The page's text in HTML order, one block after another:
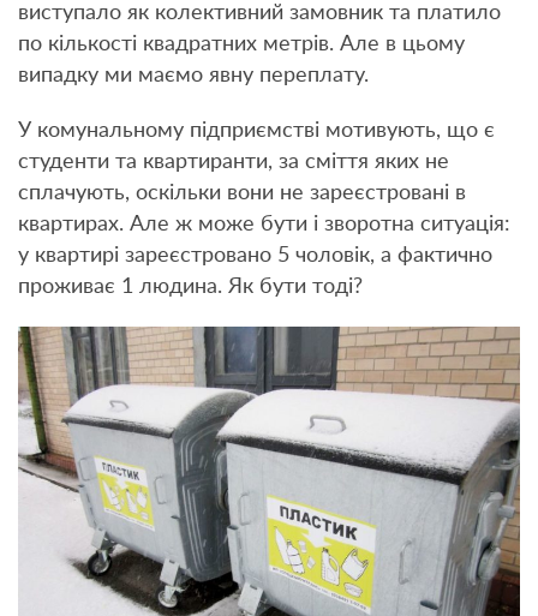
виступало як колективний замовник та платило
по кількості квадратних метрів. Але в цьому
випадку ми маємо явну переплату.
У комунальному підприємстві мотивують, що є
студенти та квартиранти, за сміття яких не
сплачують, оскільки вони не зареєстровані в
квартирах. Але ж може бути і зворотна ситуація:
у квартирі зареєстровано 5 чоловік, а фактично
проживає 1 людина. Як бути тоді?